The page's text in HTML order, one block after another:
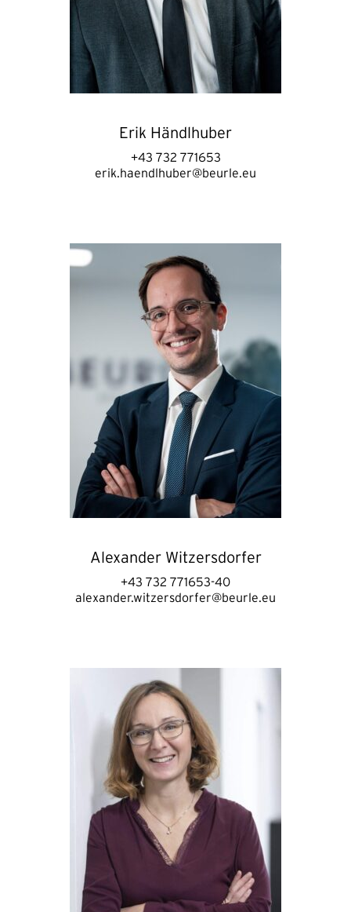
Erik Händlhuber
+43 732 771653
erik.haendlhuber@beurle.eu
Alexander Witzersdorfer
+43 732 771653-40
alexander.witzersdorfer@beurle.eu